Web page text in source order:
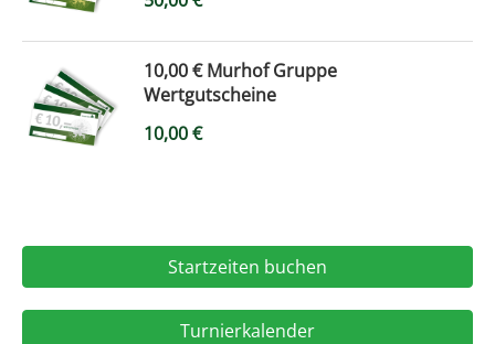
10,00 € Murhof Gruppe
Wertgutscheine
10,00€
Startzeiten buchen
Turnierkalender